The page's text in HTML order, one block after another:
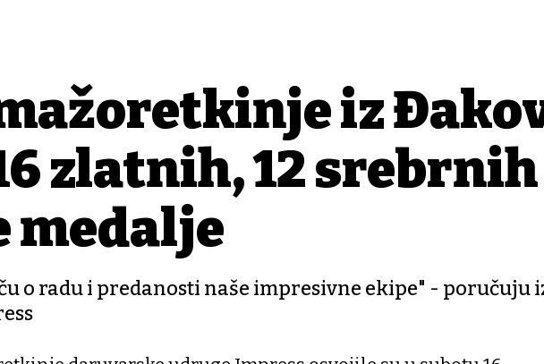
iz
zlatnih, 12 srebrnih
medalje
o radu i predanosti naše impresivne ekipe" - poručuju